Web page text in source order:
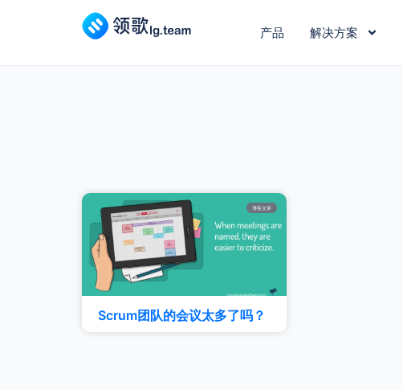
产品 解决方案
博客文章
Scrum团队的会议太多了吗？